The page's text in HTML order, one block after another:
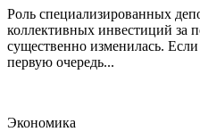
Роль специализированных
коллективных инвестиций за
существенно изменилась.
первую очередь...
Экономика